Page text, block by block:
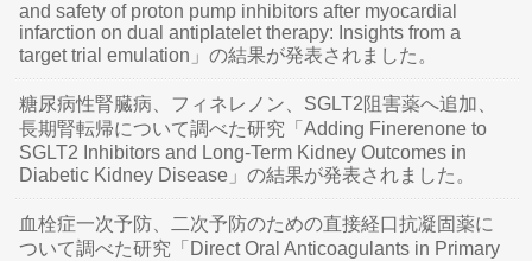
and safety of proton pump inhibitors after myocardial
infarction on dual antiplatelet therapy: Insights from a
target trial emulation」の結果が発表されました。
糖尿病性腎臓病、フィネレノン、SGLT2阻害薬へ追加、
長期腎転帰について調べた研究「Adding Finerenone to
SGLT2 Inhibitors and Long-Term Kidney Outcomes in
Diabetic Kidney Disease」の結果が発表されました。
血栓症一次予防、二次予防のための直接経口抗凝固薬に
ついて調べた研究「Direct Oral Anticoagulants in Primary